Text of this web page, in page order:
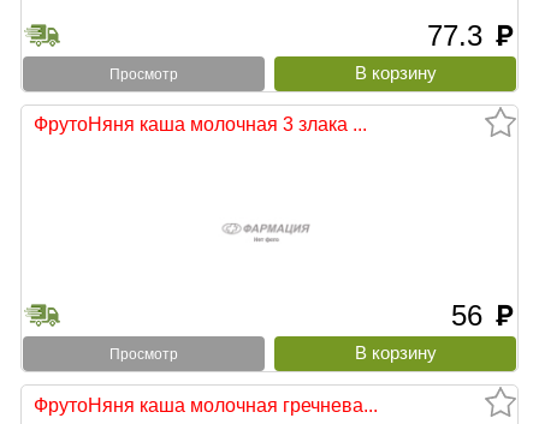
77.3 руб
Просмотр
ФрутоНяня каша молочная 3 злака ...
56 руб
Просмотр
ФрутоНяня каша молочная гречнева...